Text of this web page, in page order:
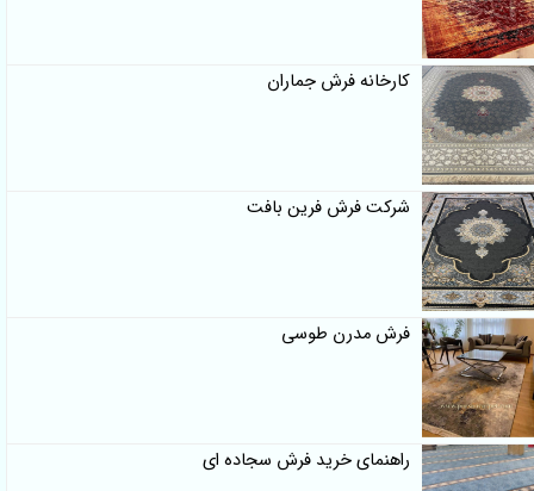
کارخانه فرش جماران
شرکت فرش فرین بافت
فرش مدرن طوسی
راهنمای خرید فرش سجاده ای